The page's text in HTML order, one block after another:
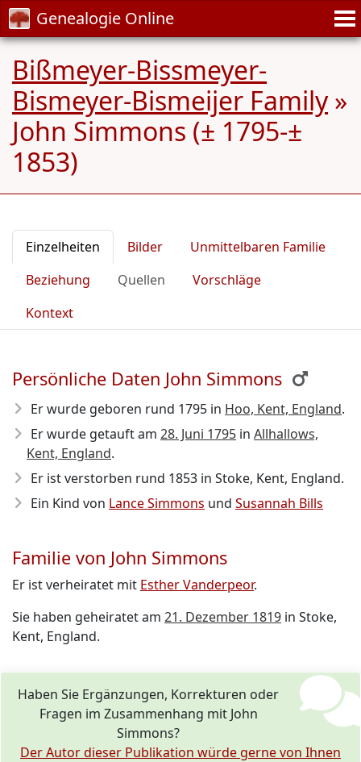
Genealogie Online
Bißmeyer-Bissmeyer-
Bismeyer-Bismeijer Family»
John Simmons (± 1795-±
1853)
Einzelheiten Bilder
Unmittelbaren Familie
Beziehung
Quellen
Vorschläge
Kontext
Persönliche Daten John Simmons
Er wurde geboren rund 1795 in Hoo, Kent, England.
Er wurde getauft am 28. Juni 1795 in Allhallows,
Kent, England.
Er ist verstorben rund 1853 in Stoke, Kent, England.
Ein Kind von Lance Simmons und Susannah Bills
Familie von John Simmons
Er ist verheiratet mit Esther Vanderpeor.
Sie haben geheiratet am 21. Dezember 1819 in Stoke,
Kent, England.
Haben Sie Ergänzungen, Korrekturen oder
Fragen im Zusammenhang mit John
Simmons?
Der Autor dieser Publikation würde gerne von Ihnen